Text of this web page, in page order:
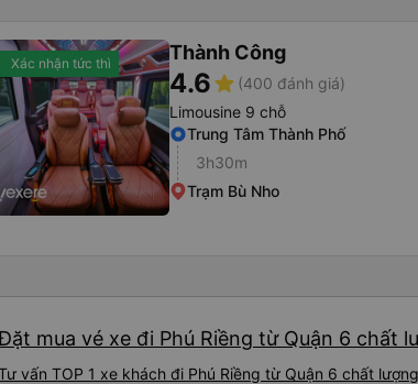
Xác nhận tức thì Thành Công
4.6star (400 đánh giá)
Limousine 9 chỗ
Trung Tâm Thành Phố
3h30m
Trạm Bù Nho
mua vé xe đi Phú Riềng từ Quận 6 chất
vấn TOP 1 xe khách đi Phú Riềng từ Quận 6 chất